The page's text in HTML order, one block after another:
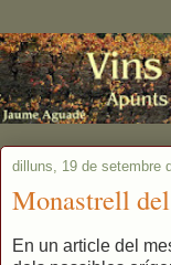
dilluns, 19 de setembre
Monastrell
En un article del